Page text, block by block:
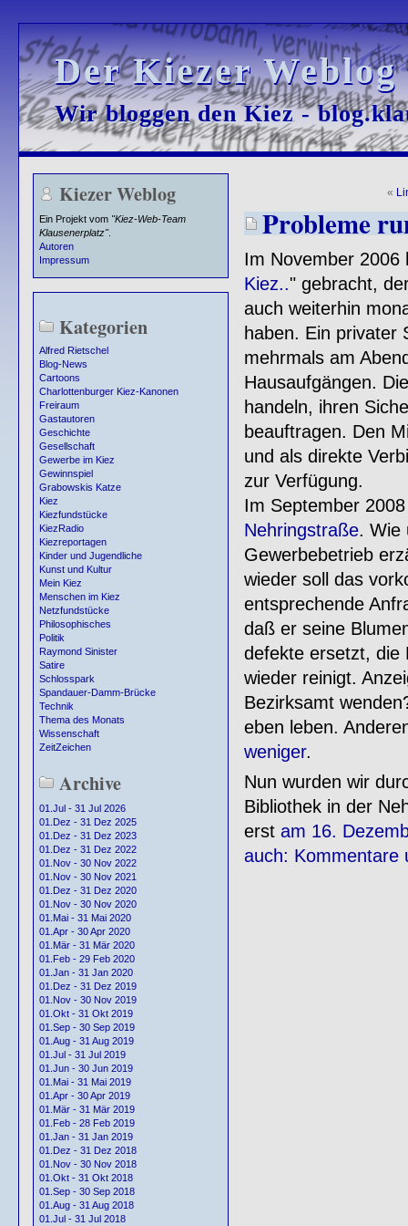
Der Kiezer
Der Kiezer
Wir bloggen den Kiez -
Wir bloggen den Kiez -
Kiezer Weblog
Ein Projekt vom "Kiez-Web-Team
Klausenerplatz".
Autoren
Impressum
Kategorien
Alfred Rietschel
Blog-News
Cartoons
Charlottenburger Kiez-Kanonen
Freiraum
Gastautoren
Geschichte
Gesellschaft
Gewerbe im Kiez
Gewinnspiel
Grabowskis Katze
Kiez
Kiezfundstücke
KiezRadio
Kiezreportagen
Kinder und Jugendliche
Kunst und Kultur
Mein Kiez
Menschen im Kiez
Netzfundstücke
Philosophisches
Politik
Raymond Sinister
Satire
Schlosspark
Spandauer-Damm-Brücke
Technik
Thema des Monats
Wissenschaft
ZeitZeichen
Archive
01.Jul - 31 Jul 2026
01.Dez - 31 Dez 2025
01.Dez - 31 Dez 2023
01.Dez - 31 Dez 2022
01.Nov - 30 Nov 2022
01.Nov - 30 Nov 2021
01.Dez - 31 Dez 2020
01.Nov - 30 Nov 2020
01.Mai - 31 Mai 2020
01.Apr - 30 Apr 2020
01.Mär - 31 Mär 2020
01.Feb - 29 Feb 2020
01.Jan - 31 Jan 2020
01.Dez - 31 Dez 2019
01.Nov - 30 Nov 2019
01.Okt - 31 Okt 2019
01.Sep - 30 Sep 2019
01.Aug - 31 Aug 2019
01.Jul - 31 Jul 2019
01.Jun - 30 Jun 2019
01.Mai - 31 Mai 2019
01.Apr - 30 Apr 2019
01.Mär - 31 Mär 2019
01.Feb - 28 Feb 2019
01.Jan - 31 Jan 2019
01.Dez - 31 Dez 2018
01.Nov - 30 Nov 2018
01.Okt - 31 Okt 2018
01.Sep - 30 Sep 2018
01.Aug - 31 Aug 2018
01.Jul - 31 Jul 2018
«
Probleme
Im November 2006
Kiez.." gebracht,
auch weiterhin
haben. Ein privater
mehrmals am
Hausaufgängen.
handeln, ihren
beauftragen. Den
und als direkte
zur Verfügung.
Im September
Nehringstraße. Wie
Gewerbebetrieb
wieder soll das
entsprechende
daß er seine
defekte ersetzt, die
wieder reinigt.
Bezirksamt
eben leben.
weniger.
Nun wurden wir
Bibliothek in der
erst am 16.
auch: Kommentare